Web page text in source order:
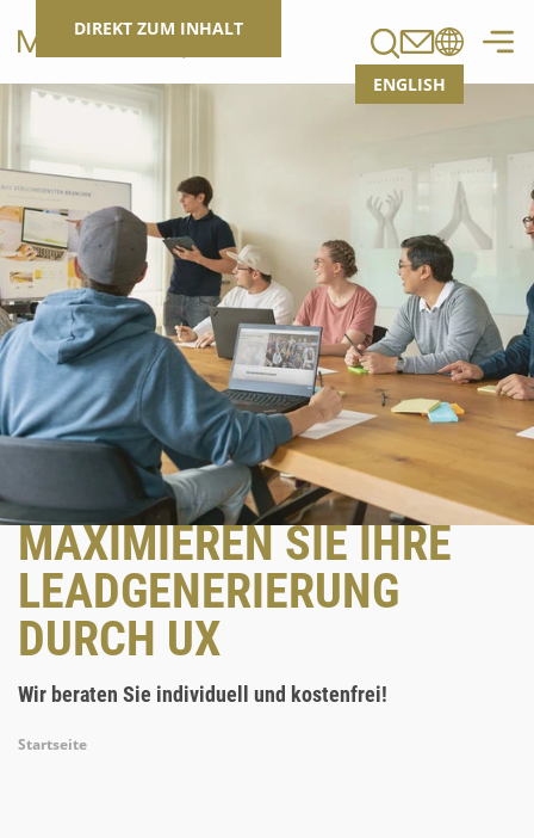
DIREKT ZUM INHALT
ENGLISH
MAXIMIEREN SIE IHRE
LEADGENERIERUNG
DURCH UX
Wir beraten Sie individuell und kostenfrei!
Breadcrumb
Startseite